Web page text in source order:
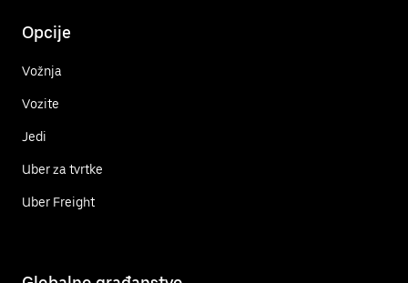
Opcije
Vožnja
Vozite
Jedi
Uber za tvrtke
Uber Freight